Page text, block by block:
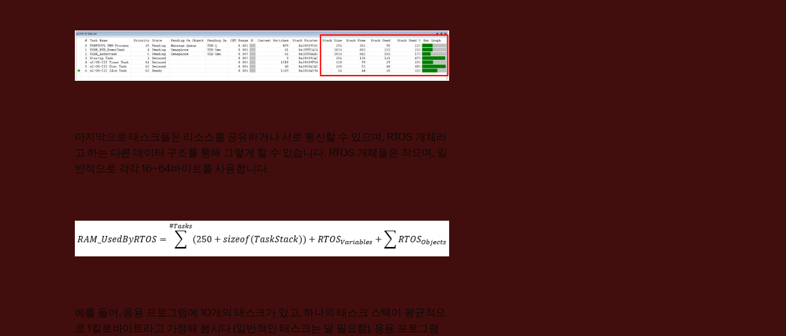
마지막으로 태스크들은 리소스를 공유하거나 서로 통신할 수 있으며, RTOS 개체라
고 하는 다른 데이터 구조를 통해 그렇게 할 수 있습니다. RTOS 개체들은 작으며, 일
반적으로 각각 16~64바이트를 사용합니다.
예를 들어, 응용 프로그램에 10개의 태스크가 있고, 하나의 태스크 스택이 평균적으
로 1킬로바이트라고 가정해 봅시다 (일반적인 태스크는 덜 필요함). 응용 프로그램